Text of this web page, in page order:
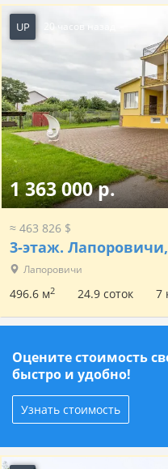
UP 20 часов назад
1 363 000 р.
≈ 463 826 $
3-этаж.
Лапоровичи
496.6 м2 24.9 соток 7
Оцените стоимость
быстро и удобно!
Узнать стоимость